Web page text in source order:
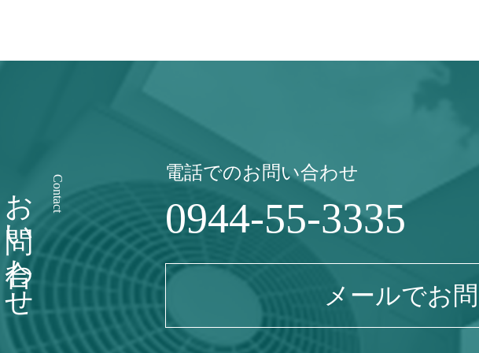
お問い合わせ Contact
電話でのお問い合わせ
0944-55-3335
メールでお